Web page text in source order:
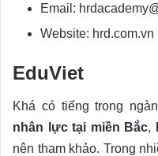
Email:
Website: hrd.com.vn
EduViet
Khá có tiếng trong
nhân lực tại miền Bắc,
nên tham khảo. Trong